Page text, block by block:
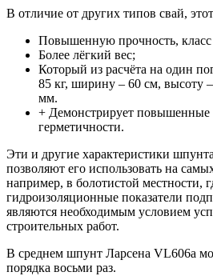
В отличие от других типов свай,
Повышенную прочность, класс
Более лёгкий вес;
Который из расчёта на один
85 кг, ширину – 60 см, высоту
мм.
+ Демонстрирует повышенные
герметичности.
Эти и другие характеристики
позволяют его использовать на
например, в болотистой местности,
гидроизоляционные показатели
являются необходимым условием
строительных работ.
В среднем шпунт Ларсена VL606a
порядка восьми раз.